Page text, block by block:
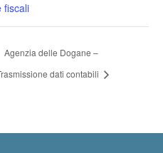
fiscali
Agenzia delle Dogane –
dati contabili